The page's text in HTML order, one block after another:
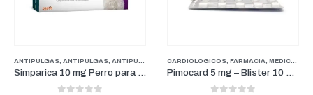
, PROMOCIONES , FARMACIA PERROS
ANTIPULGAS ANTIPULGAS ANTIPULGAS PERROS PESOS PEQUEÑOS ,FARMACIA
Simparica 10 mg Perro para pesos de 2.5 kg a 5 kg (1 mes)
CARDIOLÓGICOS FARMACIA MEDICAMENTOS GENERALES
Pimocard 5 mg – Blister 10 Comprimidos